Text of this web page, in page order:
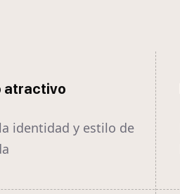
atractivo
identidad y estilo de